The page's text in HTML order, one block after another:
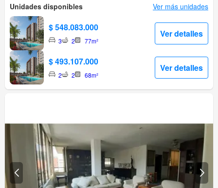
Unidades disponibles Ver más unidades
$ 548.083.000
3 2 77m²
Ver detalles
$ 493.107.000
2 2 68m²
Ver detalles